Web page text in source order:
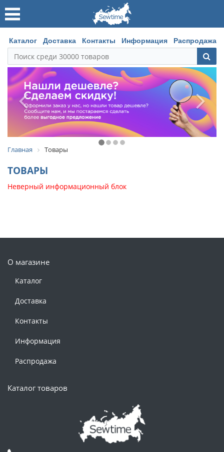
Каталог Доставка Контакты Информация Распродажа
Главная Товары
ТОВАРЫ
Неверный информационный блок
О магазине
Каталог
Доставка
Контакты
Информация
Распродажа
Каталог товаров